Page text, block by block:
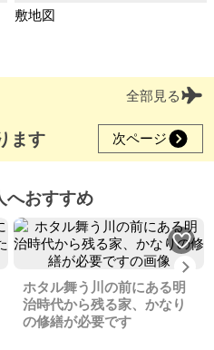
敷地図
全部見る
ます 次ページ
へおすすめ
ホタル舞う川の前にある明
治時代から残る家、かなり
の修繕が必要です